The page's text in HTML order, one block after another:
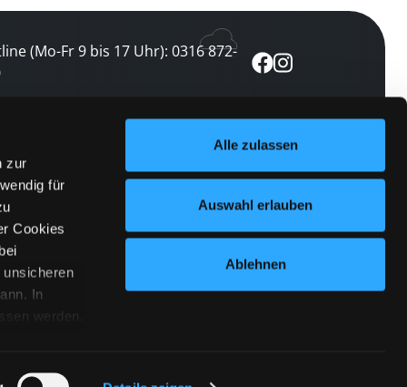
zur
für
Cookies
unsicheren
In
Alle zulassen
Auswahl erlauben
Ablehnen
(Mo-Fr 9 bis 17 Uhr): 0316 872-
abonnieren
keine Veranstaltung verpassen
abonnieren